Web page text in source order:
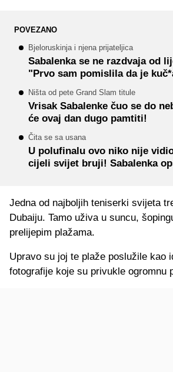
POVEZANO
Bjeloruskinja i njena prijateljica
Sabalenka se ne razdvaja od
"Prvo sam pomislila da je
Ništa od pete Grand Slam titule
Vrisak Sabalenke čuo se do
će ovaj dan dugo pamtiti!
Čita se sa usana
U polufinalu ovo niko nije
cijeli svijet bruji! Sabalenka
Jedna od najboljih teniserki svijeta
Dubaiju. Tamo uživa u suncu,
prelijepim plažama.
Upravo su joj te plaže poslužile kao
fotografije koje su privukle ogromnu